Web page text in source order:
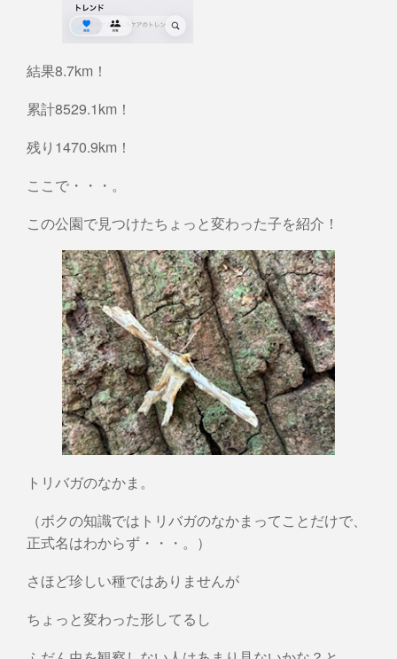
結果8.7km！
累計8529.1km！
残り1470.9km！
ここで・・・。
この公園で見つけたちょっと変わった子を紹介！
トリバガのなかま。
（ボクの知識ではトリバガのなかまってことだけで、
正式名はわからず・・・。）
さほど珍しい種ではありませんが
ちょっと変わった形してるし